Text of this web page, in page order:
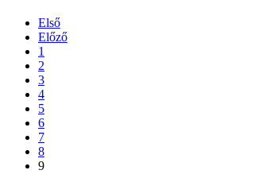
Első
Előző
1
2
3
4
5
6
7
8
9